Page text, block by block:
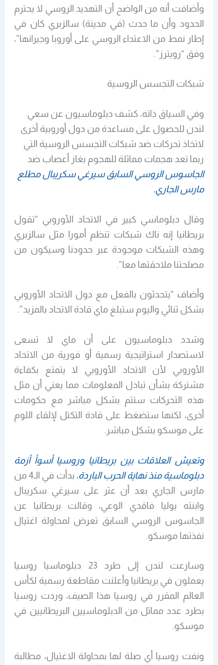
وأضافت أنه من الواضح أن التهديد الروسي لا يحترم
الحدود وأن ما حدث (في مدينة) سالزبري كان في
إطار نمط من الاعتداء الروسي على أوروبا وجيرانها”،
وفق “رويترز”.
شبكات التجسس الروسية
وفي السياق ذاته، كشف دبلوماسيون عن سعي
لندن للحصول على مساعدة من دول أوروبية أخرى
لاتخاذ تحركات ضد شبكات التجسس الروسية التي
ربما تعد هجمات مماثلة للهجوم بغاز أعصاب ضد
الجاسوس الروسي السابق سيرغي سكريبال مطلع
مارس الجاري.
وقال دبلوماسي كبير في الاتحاد الأوروبي “تقول
بريطانيا إنه ناك شبكات تنظم أمورا مثل سالزبري
وهذه الشبكات موجودة عبر حدودنا وسيكون من
مصلحتنا ملاحقتها معا”.
وأضاف “يتحدثون بالفعل مع دول الاتحاد الأوروبي
بشكل ثنائي واليوم ستبلغ ماي قادة الاتحاد بالمزيد”.
وشدد دبلوماسيون على أن ماي لا تسعى
لاستصدار استراتيجية رسمية أو فورية من الاتحاد
الأوروبي لأن الاتحاد الأوروبي لا يتمتع بكفاءة
مشتركة بشأن تبادل المعلومات مما يعني أن مثل
هذه التحركات ستتم بشكل مباشر مع حكومات
أخرى، لكنها ستضغط على قادة التكتل لإلقاء اللوم
على موسكو بشكل مباشر.
وتعيش العلاقات بين بريطانيا وروسيا أسوأ أزمة
دبلوماسية منذ نهاية الحرب الباردة
، بدأت في الـ4 من
مارس الجاري بعد أن عثر على سيرغي سكريبال
وابنته يوليا فاقدي الوعي، وقالت بريطانيا عن
الجاسوس الروسي السابق تعرض لمحاولة اغتيال
نفذتها موسكو.
وسارعت لندن إلى طرد 23 دبلوماسيا روسيا
يعملون في بريطانيا وأعلنت مقاطعة رسمية لكأس
العالم المقرر في روسيا هذا الصيف، وردت روسيا
بطرد عدد مماثل من الدبلوماسيين البريطانيين في
موسكو.
ونفت روسيا أي صلة لها بمحاولة الاغتيال، مطالبة